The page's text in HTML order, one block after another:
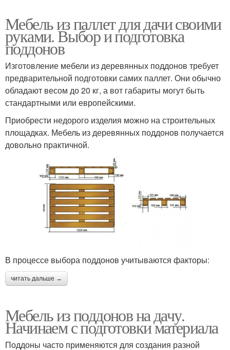
Мебель из паллет для дачи своими
руками. Выбор и подготовка
поддонов
Изготовление мебели из деревянных поддонов требует
предварительной подготовки самих паллет. Они обычно
обладают весом до 20 кг, а вот габариты могут быть
стандартными или европейскими.
Приобрести недорого изделия можно на строительных
площадках. Мебель из деревянных поддонов получается
довольно практичной.
В процессе выбора поддонов учитываются факторы:
читать дальше →
Мебель из поддонов на дачу.
Начинаем с подготовки материала
Поддоны часто применяются для создания разной